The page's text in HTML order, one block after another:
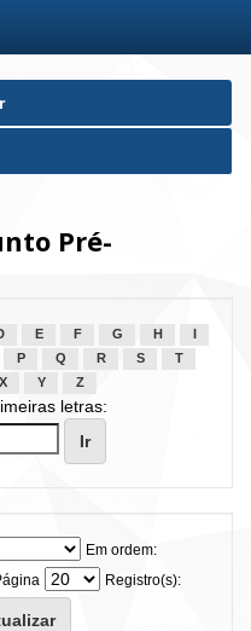
Pré-
E F G H
P Q R S
T
X Y Z
letras:
Em ordem:
Registro(s):